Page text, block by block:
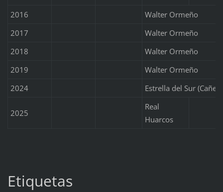
2016
Walter Ormeño
2017
Walter Ormeño
2018
Walter Ormeño
2019
Walter Ormeño
2024
Estrella del Sur
2025
Real
Huarcos
Etiquetas